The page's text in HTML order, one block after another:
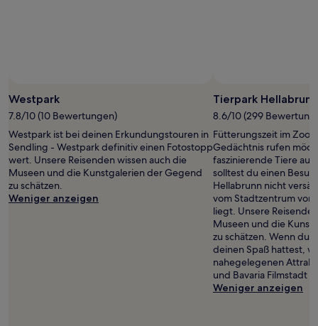
Bedingungen
gelten.
Westpark
7.8/10 (10 Bewertungen)
Westpark ist bei deinen Erkundungstouren in
Sendling - Westpark definitiv einen Fotostopp
wert. Unsere Reisenden wissen auch die
Museen und die Kunstgalerien der Gegend
zu schätzen.
Weniger anzeigen
Tierpark Hellabrunn
8.6/10 (299
Fütterungszeit im Zoo!
Gedächtnis rufen
faszinierende Tiere
solltest du einen
Hellabrunn nicht
vom Stadtzentrum
liegt. Unsere
Museen und die
zu schätzen. Wenn du
deinen Spaß hattest,
nahegelegenen
und Bavaria Filmstadt
Weniger anzeigen